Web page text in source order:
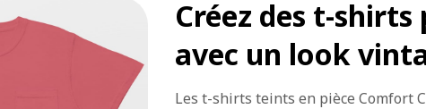
Créez des t-
avec un look
Les t-shirts teints en pièce Comfort